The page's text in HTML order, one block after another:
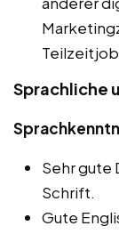
Sprachliche
Sehr gute
Schrift.
Gute